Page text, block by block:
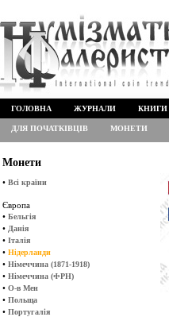
ГОЛОВНА ЖУРНАЛИ КНИГИ
ДЛЯ ПОЧАТКІВЦІВ МОНЕТИ
Монети
• Всі країни
Європа
• Бельгія
• Данія
• Італія
• Нідерланди
• Німеччина (1871-1918)
• Німеччина (ФРН)
• О-в Мен
• Польща
• Португалія